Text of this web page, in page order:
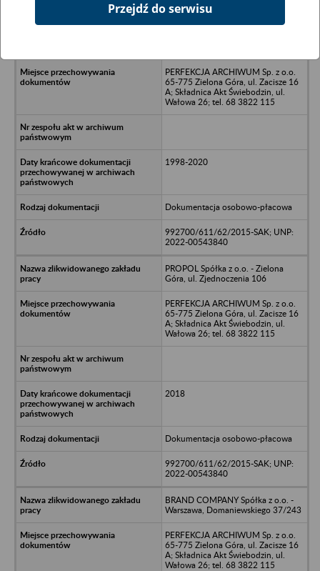
Przedsiębiorstwo Produkcyjno-
PERFEKCJA ARCHIWUM Sp. z o.o.
65-775 Zielona Góra, ul. Zacisze 16
A; Składnica Akt Świebodzin, ul.
Wałowa 26; tel. 68 3822 115
1998-2020
Dokumentacja osobowo-płacowa
992700/611/62/2015-SAK; UNP:
2022-00543840
PROPOL Spółka z o.o. - Zielona
Góra, ul. Zjednoczenia 106
PERFEKCJA ARCHIWUM Sp. z o.o.
65-775 Zielona Góra, ul. Zacisze 16
A; Składnica Akt Świebodzin, ul.
Wałowa 26; tel. 68 3822 115
2018
Dokumentacja osobowo-płacowa
992700/611/62/2015-SAK; UNP:
2022-00543840
BRAND COMPANY Spółka z o.o. -
Warszawa, Domaniewskiego 37/243
PERFEKCJA ARCHIWUM Sp. z o.o.
65-775 Zielona Góra, ul. Zacisze 16
A; Składnica Akt Świebodzin, ul.
Wałowa 26; tel. 68 3822 115
Przejdź do serwisu